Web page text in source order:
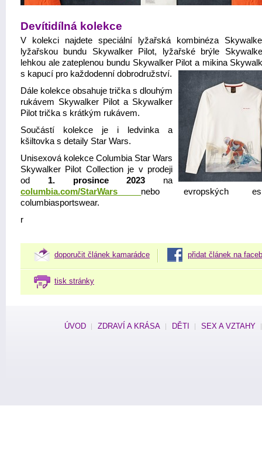
Devítidílná kolekce
V kolekci najdete speciální lyžařská kombinéza
lyžařskou bundu Skywalker Pilot, lyžařské brýle
lehkou ale zateplenou bundu Skywalker Pilot a mikina
s kapucí pro každodenní dobrodružství.
Dále kolekce obsahuje trička s dlouhým
rukávem Skywalker Pilot a Skywalker
Pilot trička s krátkým rukávem.
Součástí kolekce je i ledvinka a
kšiltovka s detaily Star Wars.
Unisexová kolekce Columbia Star Wars
Skywalker Pilot Collection je v prodeji
od 1. prosince 2023 na
columbia.com/StarWars nebo evropských
columbiasportswear.
r
doporučit článek kamarádce přidat článek na
tisk stránky
ÚVOD ZDRAVÍ A KRÁSA DĚTI SEX A VZTAHY